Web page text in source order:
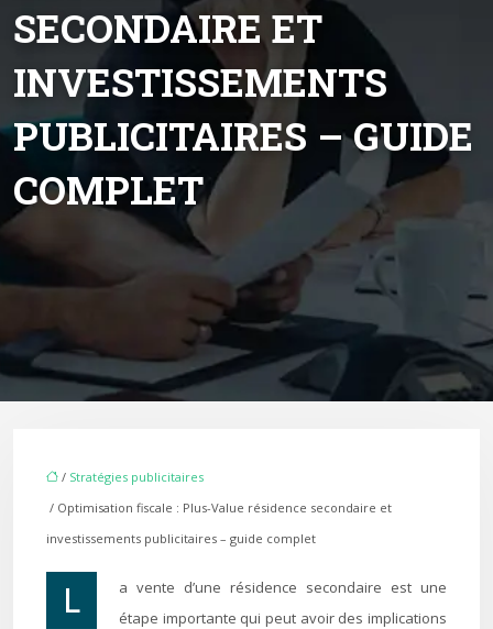
SECONDAIRE ET
INVESTISSEMENTS
PUBLICITAIRES – GUIDE
COMPLET
/ Stratégies publicitaires
/ Optimisation fiscale : Plus-Value résidence secondaire et
investissements publicitaires – guide complet
La vente d’une résidence secondaire est une
étape importante qui peut avoir des implications